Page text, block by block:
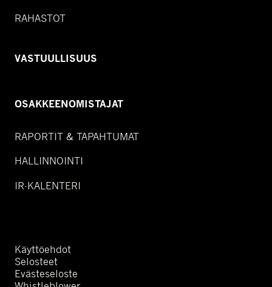
RAHASTOT
VASTUULLISUUS
OSAKKEENOMISTAJAT
RAPORTIT & TAPAHTUMAT
HALLINNOINTI
IR-KALENTERI
Käyttöehdot
Selosteet
Evästeseloste